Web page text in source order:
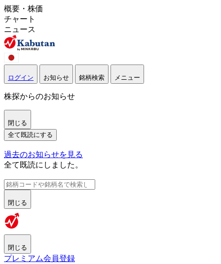
概要・株価
チャート
ニュース
ログイン お知らせ 銘柄検索 メニュー
株探からのお知らせ
閉じる
全て既読にする
過去のお知らせを見る
全て既読にしました。
閉じる
閉じる
プレミアム会員登録